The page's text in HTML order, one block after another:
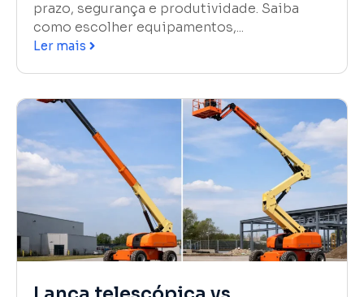
prazo, segurança e produtividade. Saiba
como escolher equipamentos,...
Ler mais